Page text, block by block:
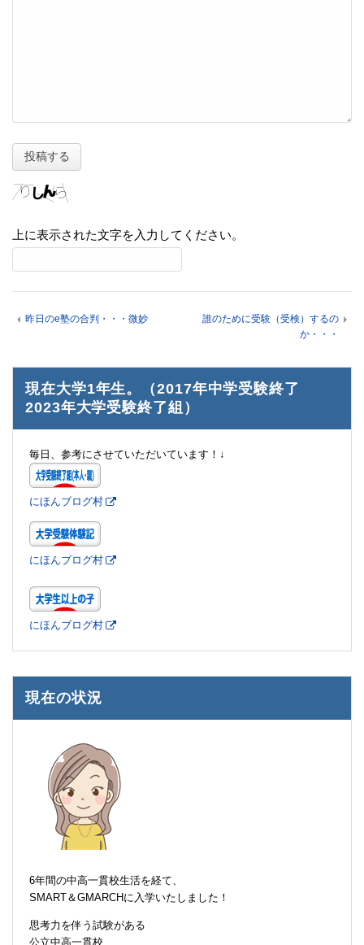
上に表示された文字を入力してください。
昨日のe塾の合判・・・微妙
誰のために受験（受検）するの
か・・・
現在大学1年生。（2017年中学受験終了
2023年大学受験終了組）
毎日、参考にさせていただいています！↓
にほんブログ村
にほんブログ村
にほんブログ村
現在の状況
6年間の中高一貫校生活を経て、
SMART＆GMARCHに入学いたしました！
思考力を伴う試験がある
公立中高一貫校、